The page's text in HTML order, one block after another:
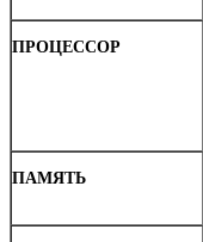
ПРОЦЕССОР
ПАМЯТЬ